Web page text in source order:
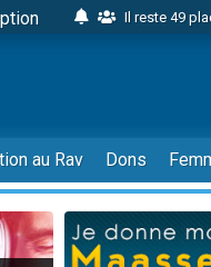
Il reste 49
2 personnes
6 personnes
4
2 personnes
17 personnes
4 personnes
au Rav Dons